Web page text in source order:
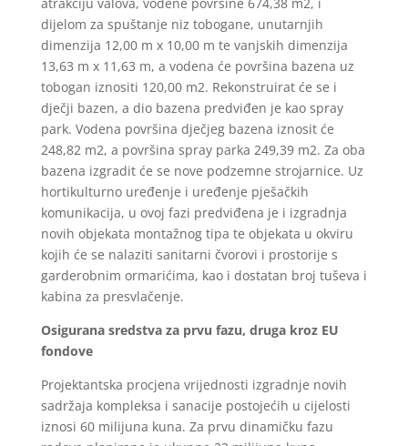
dijelom za spuštanje niz tobogane, unutarnjih
dimenzija 12,00 m x 10,00 m te vanjskih dimenzija
13,63 m x 11,63 m, a vodena će površina bazena uz
tobogan iznositi 120,00 m2. Rekonstruirat će se i
dječji bazen, a dio bazena predviđen je kao spray
park. Vodena površina dječjeg bazena iznosit će
248,82 m2, a površina spray parka 249,39 m2. Za oba
bazena izgradit će se nove podzemne strojarnice. Uz
hortikulturno uređenje i uređenje pješačkih
komunikacija, u ovoj fazi predviđena je i izgradnja
novih objekata montažnog tipa te objekata u okviru
kojih će se nalaziti sanitarni čvorovi i prostorije s
garderobnim ormarićima, kao i dostatan broj tuševa i
kabina za presvlačenje.
Osigurana sredstva za prvu fazu, druga kroz EU
fondove
Projektantska procjena vrijednosti izgradnje novih
sadržaja kompleksa i sanacije postojećih u cijelosti
iznosi 60 milijuna kuna. Za prvu dinamičku fazu